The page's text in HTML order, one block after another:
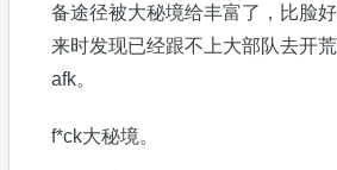
备途径被大秘境给丰富了，比脸
来时发现已经跟不上大部队去开
afk。
f*ck大秘境。